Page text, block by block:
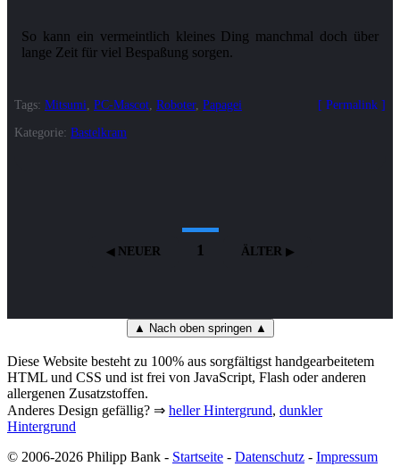
So kann ein vermeintlich kleines Ding manchmal doch über
Permalink
Tags: Mitsumi PC-Mascot Roboter, Papagei
Kategorie: Bastelkram
NEUER 1 ÄLTER
▲ Nach oben springen ▲
Diese Website besteht zu 100% aus sorgfältigst handgearbeitetem
HTML und CSS und ist frei von JavaScript, Flash oder anderen
allergenen Zusatzstoffen.
Anderes Design gefällig? ⇒ heller Hintergrund, dunkler
Hintergrund
© 2006-2026 Philipp Bank - Startseite - Datenschutz - Impressum